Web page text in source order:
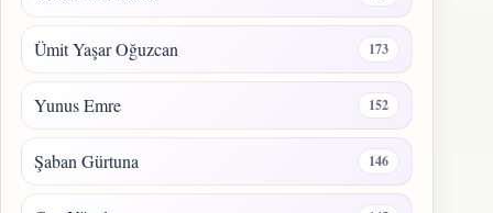
Ümit Yaşar Oğuzcan 173
Yunus Emre 152
Şaban Gürtuna 146